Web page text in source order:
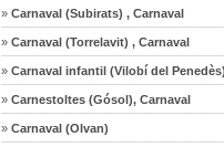
» Carnaval (Subirats) , Carnaval
» Carnaval (Torrelavit) , Carnaval
» Carnaval infantil (Vilobí del
» Carnestoltes (Gósol), Carnaval
» Carnaval (Olvan)